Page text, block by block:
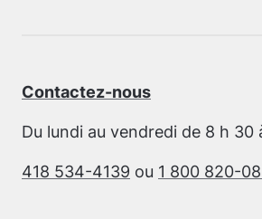
Contactez-nous
Du lundi au vendredi de 8 h 30
418 534-4139 ou 1 800 820-